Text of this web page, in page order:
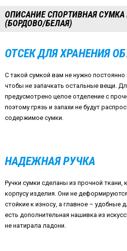
ОПИСАНИЕ СПОРТИВНАЯ СУМКА
(БОРДОВО/БЕЛАЯ)
ОТСЕК ДЛЯ ХРАНЕНИЯ
С такой сумкой вам не нужно постоянно
чтобы не запачкать остальные вещи.
предусмотрено целое отделение с
поэтому грязь и запахи не будут
содержимое сумки.
НАДЕЖНАЯ РУЧКА
Ручки сумки сделаны из прочной ткани,
корпусу изделия. Они не
стойкие к износу, а главное – удобные
есть дополнительная нашивка из
не натирала ладони.